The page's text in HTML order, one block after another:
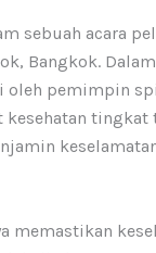
sebuah acara
Bangkok.
oleh pemimpin
kesehatan
memastikan